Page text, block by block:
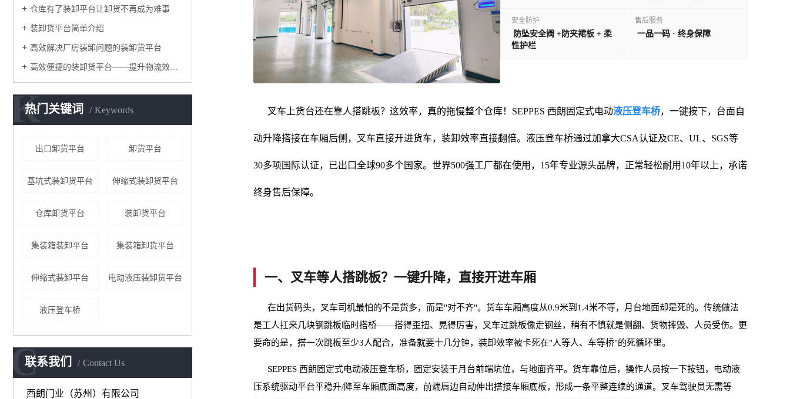
仓库有了装卸平台让卸货不再成为难事
装卸货平台简单介绍
高效解决厂房装卸问题的装卸货平台
高效便捷的装卸货平台——提升物流效率的关键
热门关键词 Keywords
K
出口卸货平台 卸货平台
基坑式装卸货平台 伸缩式装卸货平台
仓库卸货平台 装卸货平台
集装箱装卸平台 集装箱卸货平台
伸缩式装卸平台 电动液压装卸货平台
液压登车桥
联系我们 Contact Us
C
西朗门业（苏州）有限公司
安全防护
防坠安全阀 +防夹裙板 + 柔
性护栏
售后服务
一品一码· 终身保障
叉车上货台还在靠人搭跳板？这效率，真的拖慢整个仓库！SEPPES 西朗固定式电动液压登车桥，一键按下，台面自
动升降搭接在车厢后侧，叉车直接开进货车，装卸效率直接翻倍。液压登车桥通过加拿大CSA认证及CE、UL、SGS等
30多项国际认证，已出口全球90多个国家。世界500强工厂都在使用，15年专业源头品牌，正常轻松耐用10年以上，承诺
终身售后保障。
一、叉车等人搭跳板？一键升降，直接开进车厢
在出货码头，叉车司机最怕的不是货多，而是"对不齐"。货车车厢高度从0.9米到1.4米不等，月台地面却是死的。传统做法
是工人扛来几块钢跳板临时搭桥——搭得歪扭、晃得厉害，叉车过跳板像走钢丝，稍有不慎就是侧翻、货物摔毁、人员受伤。更
要命的是，搭一次跳板至少3人配合，准备就要十几分钟，装卸效率被卡死在"人等人、车等桥"的死循环里。
SEPPES 西朗固定式电动液压登车桥，固定安装于月台前端坑位，与地面齐平。货车靠位后，操作人员按一下按钮，电动液
压系统驱动平台平稳升/降至车厢底面高度，前端唇边自动伸出搭接车厢底板，形成一条平整连续的通道。叉车驾驶员无需等